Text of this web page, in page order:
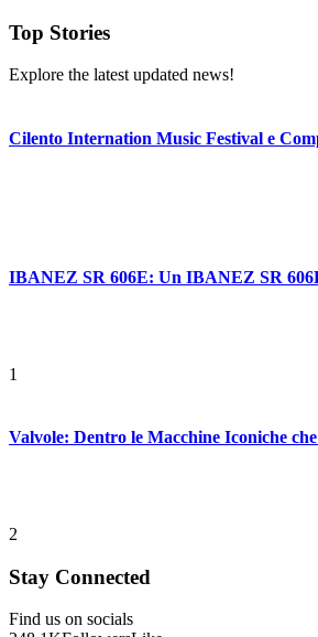
Top Stories
Explore the latest updated news!
Cilento Internation Music Festival e
IBANEZ SR 606E: Un IBANEZ SR
1
Valvole: Dentro le Macchine Iconiche
2
Stay Connected
Find us on socials